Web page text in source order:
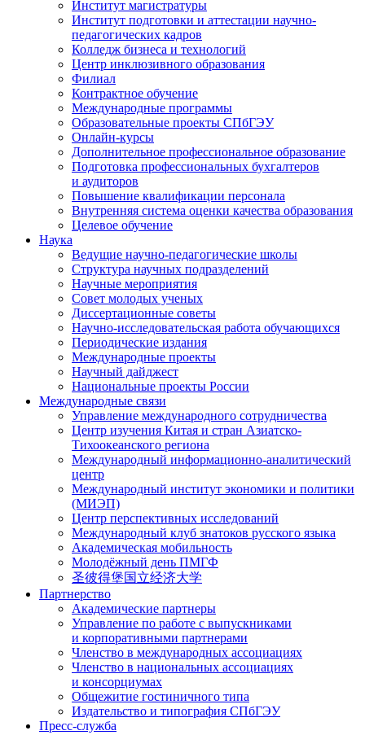
Институт магистратуры
Институт подготовки и аттестации научно-
педагогических кадров
Колледж бизнеса и технологий
Центр инклюзивного образования
Филиал
Контрактное обучение
Международные программы
Образовательные проекты СПбГЭУ
Онлайн-курсы
Дополнительное профессиональное образование
Подготовка профессиональных бухгалтеров
и аудиторов
Повышение квалификации персонала
Внутренняя система оценки качества образования
Целевое обучение
Наука
Ведущие научно-педагогические школы
Структура научных подразделений
Научные мероприятия
Совет молодых ученых
Диссертационные советы
Научно-исследовательская работа обучающихся
Периодические издания
Международные проекты
Научный дайджест
Национальные проекты России
Международные связи
Управление международного сотрудничества
Центр изучения Китая и стран Азиатско-
Тихоокеанского региона
Международный информационно-аналитический
центр
Международный институт экономики и политики
(МИЭП)
Центр перспективных исследований
Международный клуб знатоков русского языка
Академическая мобильность
Молодёжный день ПМГФ
圣彼得堡国立经济大学
Партнерство
Академические партнеры
Управление по работе с выпускниками
и корпоративными партнерами
Членство в международных ассоциациях
Членство в национальных ассоциациях
и консорциумах
Общежитие гостиничного типа
Издательство и типография СПбГЭУ
Пресс-служба